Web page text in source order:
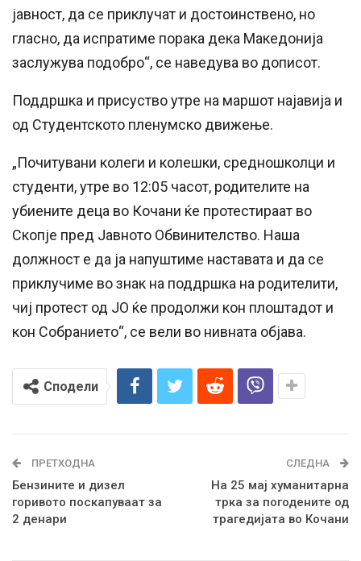
јавност, да се приклучат и достоинствено, но
гласно, да испратиме порака дека Македонија
заслужува подобро“, се наведува во дописот.
Поддршка и присуство утре на маршот најавија и
од Студентското пленумско движење.
„Почитувани колеги и колешки, средношколци и
студенти, утре во 12:05 часот, родителите на
убиените деца во Кочани ќе протестираат во
Скопје пред Јавното Обвинителство. Наша
должност е да ја напуштиме наставата и да се
приклучиме во знак на поддршка на родителити,
чиј протест од ЈО ќе продолжи кон плоштадот и
кон Собранието“, се вели во нивната објава.
Сподели
ПРЕТХОДНА
Бензините и дизел
горивото поскапуваат за
2 денари
СЛЕДНА
На 25 мај хуманитарна
трка за погодените од
трагедијата во Кочани